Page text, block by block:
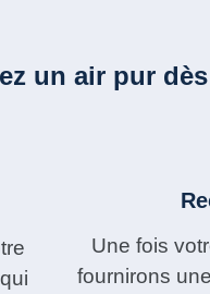
un air pur dès
Une fois
fournirons